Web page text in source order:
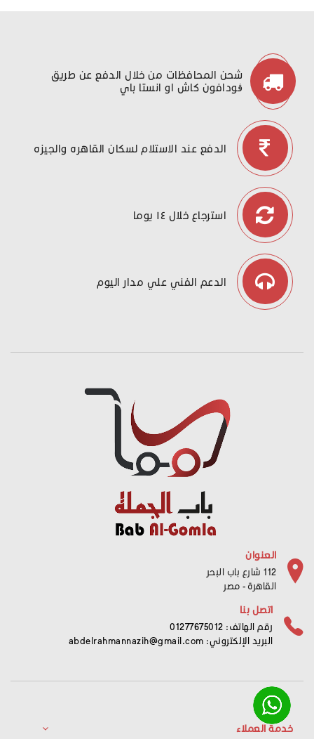
شحن المحافظات من خلال الدفع عن طريق
ڤودافون كاش او انستا باي
الدفع عند الاستلام لسكان القاهره والجيزه
استرجاع خلال ١٤ يوما
الدعم الفني علي مدار اليوم
العنوان
112 شارع باب البحر
القاهرة - مصر
اتصل بنا
رقم الهاتف: 01277675012
البريد الإلكتروني: abdelrahmannazih@gmail.com
خدمة العملاء